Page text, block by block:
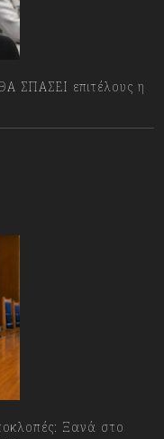
επιτέλους η
Ξανά στο